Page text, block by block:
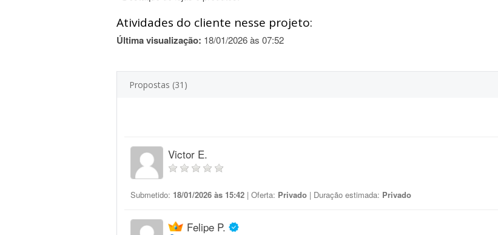
Atividades do cliente nesse projeto:
Última visualização: 18/01/2026 às 07:52
Propostas (31)
Victor E.
Submetido: 18/01/2026 às 15:42 | Oferta: Privado | Duração estimada: Privado
Felipe P.